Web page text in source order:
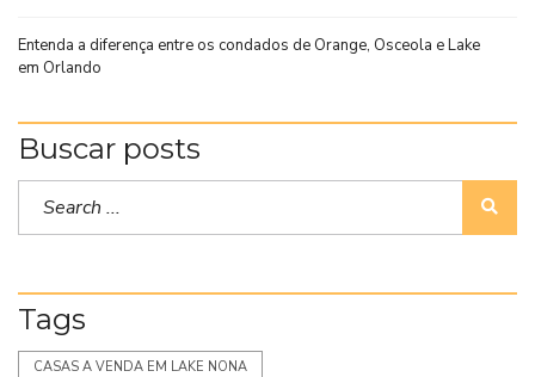
Entenda a diferença entre os condados de Orange, Osceola e Lake
em Orlando
Buscar posts
Tags
CASAS A VENDA EM LAKE NONA